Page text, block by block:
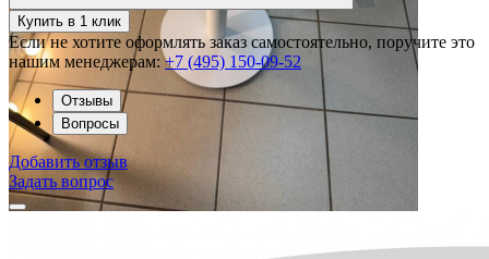
Купить в 1 клик
Если не хотите оформлять заказ самостоятельно, поручите это
нашим менеджерам:+7 (495) 150-09-52
Отзывы
Вопросы
Добавить отзыв
Задать вопрос